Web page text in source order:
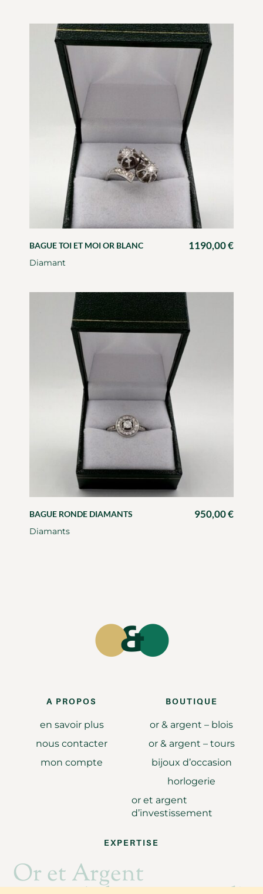
BAGUE TOI ET MOI OR BLANC 1190,00€
Diamant
BAGUE RONDE DIAMANTS 950,00€
Diamants
A PROPOS
en savoir plus
nous contacter
mon compte
BOUTIQUE
or & argent – blois
or & argent – tours
bijoux d’occasion
horlogerie
or et argent
d’investissement
EXPERTISE
Or et Argent